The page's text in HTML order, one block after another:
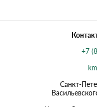
+7
Санкт-